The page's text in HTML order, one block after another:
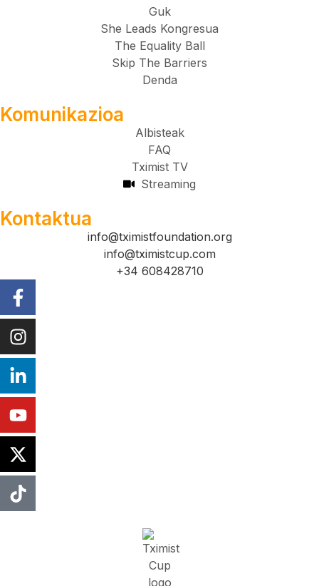
Guk
She Leads Kongresua
The Equality Ball
Skip The Barriers
Denda
Komunikazioa
Albisteak
FAQ
Tximist TV
Streaming
Kontaktua
info@tximistfoundation.org
info@tximistcup.com
+34 608428710